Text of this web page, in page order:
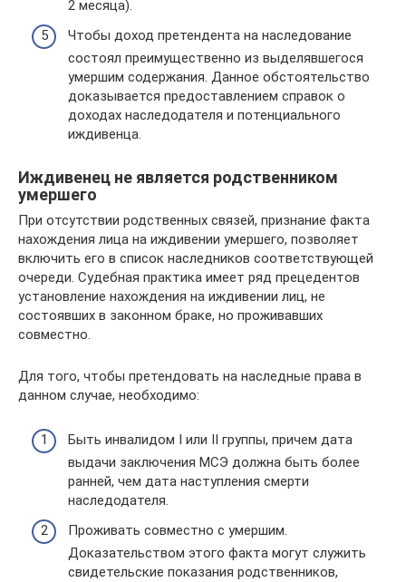
2 месяца).
Чтобы доход претендента на наследование
состоял преимущественно из выделявшегося
умершим содержания. Данное обстоятельство
доказывается предоставлением справок о
доходах наследодателя и потенциального
иждивенца.
Иждивенец не является родственником
умершего
При отсутствии родственных связей, признание факта
нахождения лица на иждивении умершего, позволяет
включить его в список наследников соответствующей
очереди. Судебная практика имеет ряд прецедентов
установление нахождения на иждивении лиц, не
состоявших в законном браке, но проживавших
совместно.
Для того, чтобы претендовать на наследные права в
данном случае, необходимо:
Быть инвалидом I или II группы, причем дата
выдачи заключения МСЭ должна быть более
ранней, чем дата наступления смерти
наследодателя.
Проживать совместно с умершим.
Доказательством этого факта могут служить
свидетельские показания родственников,